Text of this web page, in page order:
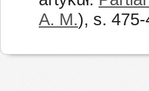
A. M.), s. 475-